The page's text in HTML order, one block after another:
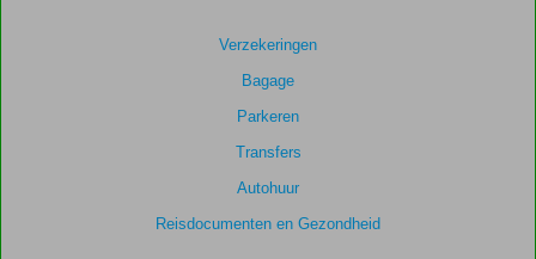
Verzekeringen
Bagage
Parkeren
Transfers
Autohuur
Reisdocumenten en Gezondheid